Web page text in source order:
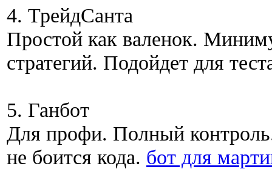
4. ТрейдСанта
Простой как валенок.
стратегий. Подойдет для
5. Ганбот
Для профи. Полный
не боится кода. бот для